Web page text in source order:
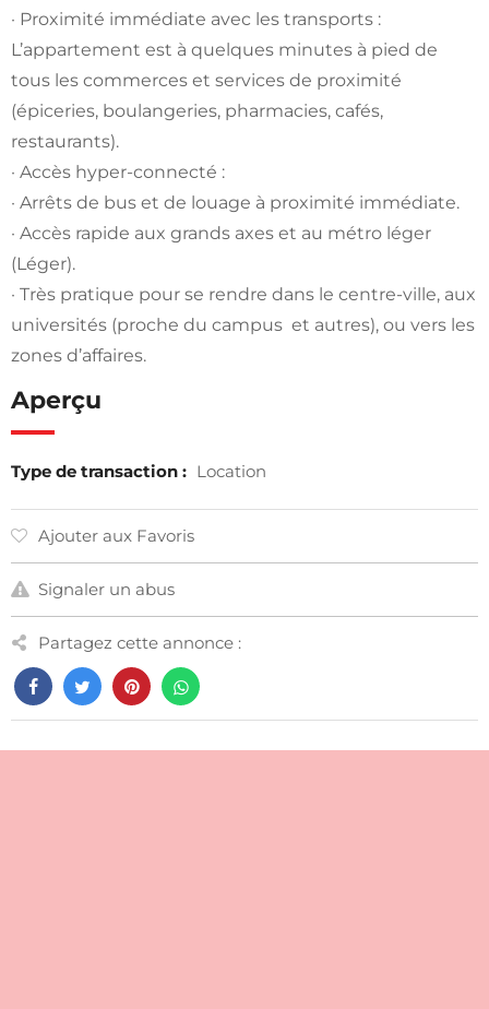
· Proximité immédiate avec les transports :
L’appartement est à quelques minutes à pied de
tous les commerces et services de proximité
(épiceries, boulangeries, pharmacies, cafés,
restaurants).
· Accès hyper-connecté :
· Arrêts de bus et de louage à proximité immédiate.
· Accès rapide aux grands axes et au métro léger
(Léger).
· Très pratique pour se rendre dans le centre-ville, aux
universités (proche du campus et autres), ou vers les
zones d’affaires.
Aperçu
Type de transaction : Location
Ajouter aux Favoris
Signaler un abus
Partagez cette annonce :